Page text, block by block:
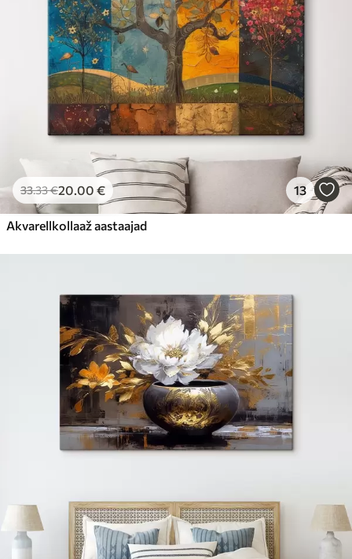
33.33€20.00 € 13
Akvarellkollaaž aastaajad